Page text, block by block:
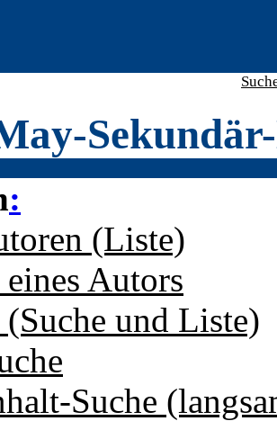
:
(Liste)
Autors
(Suche und Liste)
Suche